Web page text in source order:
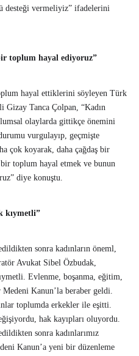
desteği vermeliyiz” ifadelerini
toplum hayal ediyoruz”
hayal ettiklerini söyleyen Türk
Tanca Çolpan, “Kadın
olaylarda gittikçe önemini
vurgulayıp, geçmişte
çok koyarak, daha çağdaş bir
toplum hayal etmek ve bunun
diye konuştu.
kıymetli”
sonra kadınların öneml,
Avukat Sibel Özbudak,
Evlenme, boşanma, eğitim,
Kanun’la beraber geldi.
toplumda erkekler ile eşitti.
hak kayıpları oluyordu.
sonra kadınlarımız
Kanun’a yeni bir düzenleme